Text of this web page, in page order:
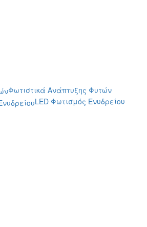
Φωτιστικά Ανάπτυξης Φυτών
LED Φωτισμός Ενυδρείου